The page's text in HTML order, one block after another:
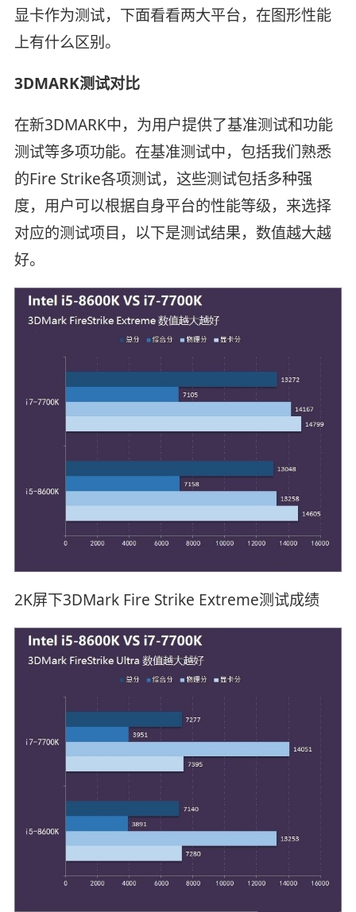
显卡作为测试，下面看看两大平台，在图形性能
上有什么区别。
3DMARK测试对比
在新3DMARK中，为用户提供了基准测试和功能
测试等多项功能。在基准测试中，包括我们熟悉
的Fire Strike各项测试，这些测试包括多种强
度，用户可以根据自身平台的性能等级，来选择
对应的测试项目，以下是测试结果，数值越大越
好。
2K屏下3DMark Fire Strike Extreme测试成绩